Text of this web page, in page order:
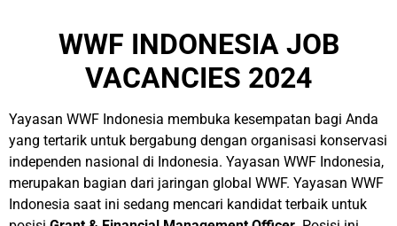
WWF INDONESIA JOB
VACANCIES 2024
Yayasan WWF Indonesia membuka kesempatan bagi Anda
yang tertarik untuk bergabung dengan organisasi konservasi
independen nasional di Indonesia. Yayasan WWF Indonesia,
merupakan bagian dari jaringan global WWF. Yayasan WWF
Indonesia saat ini sedang mencari kandidat terbaik untuk